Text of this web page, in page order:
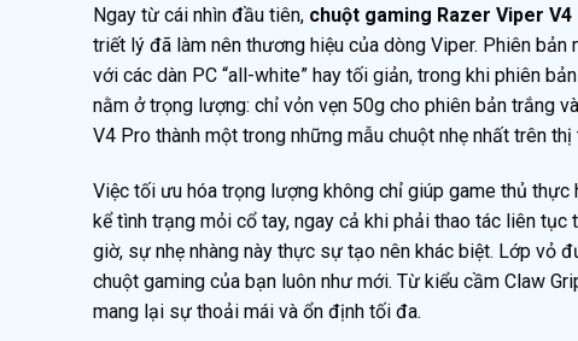
Ngay từ cái nhìn đầu tiên, chuột gaming Razer Viper V4
triết lý đã làm nên thương hiệu của dòng Viper. Phiên
với các dàn PC “all-white” hay tối giản, trong khi phiên
nằm ở trọng lượng: chỉ vỏn vẹn 50g cho phiên bản trắng
V4 Pro thành một trong những mẫu chuột nhẹ nhất trên thị
Việc tối ưu hóa trọng lượng không chỉ giúp game thủ thực
kể tình trạng mỏi cổ tay, ngay cả khi phải thao tác liên
giờ, sự nhẹ nhàng này thực sự tạo nên khác biệt. Lớp vỏ
chuột gaming của bạn luôn như mới. Từ kiểu cầm Claw
mang lại sự thoải mái và ổn định tối đa.